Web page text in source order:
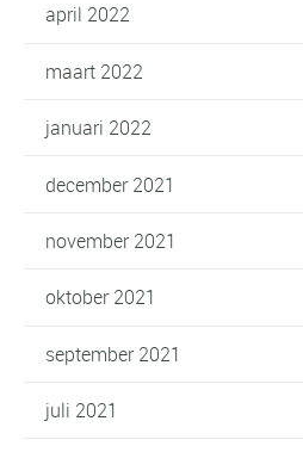
april 2022
maart 2022
januari 2022
december 2021
november 2021
oktober 2021
september 2021
juli 2021